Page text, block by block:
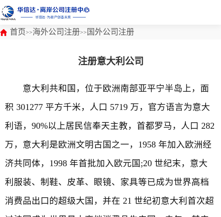
首页>>海外公司注册>> 国外公司注册
注册意大利公司
意大利共和国，位于欧洲南部亚平宁半岛上，面
积 301277 平方千米，人口 5719 万，官方语言为意大
利语，90%以上居民信奉天主教，首都罗马，人口 282
万，意大利是欧洲文明古国之一，1958 年加入欧洲经
济共同体，1998 年首批加入欧元国;20 世纪末，意大
利服装、制鞋、皮革、眼镜、家具等已成为世界高档
消费品出口的超级大国，并在 21 世纪初意大利首次超